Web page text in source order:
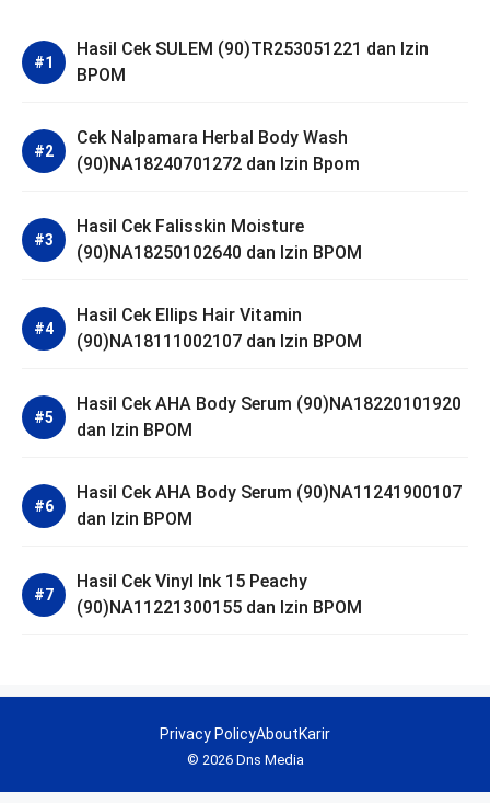
Hasil Cek SULEM (90)TR253051221 dan Izin
BPOM
Cek Nalpamara Herbal Body Wash
(90)NA18240701272 dan Izin Bpom
Hasil Cek Falisskin Moisture
(90)NA18250102640 dan Izin BPOM
Hasil Cek Ellips Hair Vitamin
(90)NA18111002107 dan Izin BPOM
Hasil Cek AHA Body Serum (90)NA18220101920
dan Izin BPOM
Hasil Cek AHA Body Serum (90)NA11241900107
dan Izin BPOM
Hasil Cek Vinyl Ink 15 Peachy
(90)NA11221300155 dan Izin BPOM
© 2026 Dns Media
Privacy PolicyAboutKarir